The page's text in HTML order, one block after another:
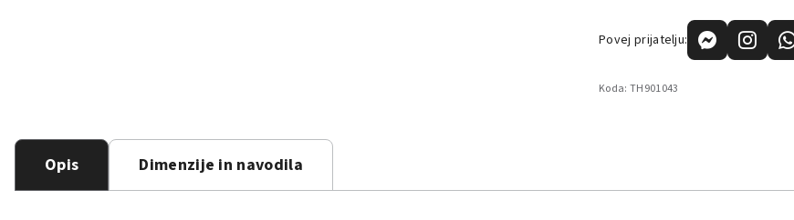
Povej prijatelju:
Koda: TH901043
Opis Dimenzije in navodila